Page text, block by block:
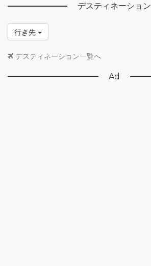
デスティネーション
行き先
デスティネーション一覧へ
Ad